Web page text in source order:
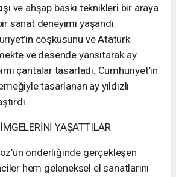
ve ahşap baskı teknikleri bir araya
sanat deneyimi yaşandı.
coşkusunu ve Atatürk
ve desende yansıtarak ay
çantalar tasarladı. Cumhuriyet’in
tasarlanan ay yıldızlı
YAŞATTILAR
önderliğinde gerçekleşen
hem geleneksel el sanatlarını